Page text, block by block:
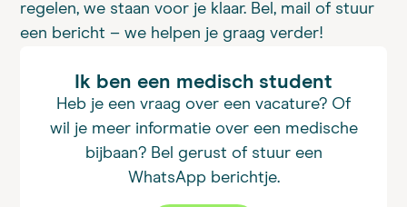
regelen, we staan voor je klaar. Bel, mail of stuur
een bericht – we helpen je graag verder!
Ik ben een medisch student
Heb je een vraag over een vacature? Of
wil je meer informatie over een medische
bijbaan? Bel gerust of stuur een
WhatsApp berichtje.